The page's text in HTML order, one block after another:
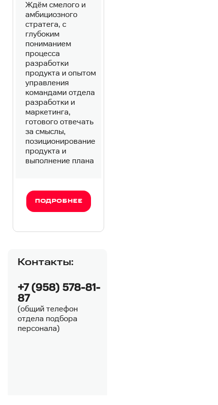
Ждём смелого и
амбициозного
стратега, с
глубоким
пониманием
процесса
разработки
продукта и опытом
управления
командами отдела
разработки и
маркетинга,
готового отвечать
за смыслы,
позиционирование
продукта и
выполнение плана
ПОДРОБНЕЕ
Контакты:
+7 (958) 578-81-
87
(общий телефон
отдела подбора
персонала)